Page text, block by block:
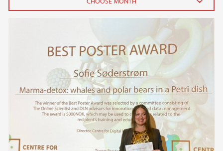
November (1)
2019
2018
2017
2016